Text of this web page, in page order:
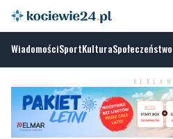
WiadomościSportKulturaSpołeczeństwo